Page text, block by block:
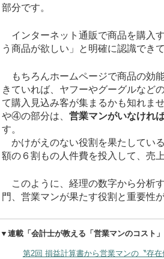
部分です。
インターネット通販で商品を購入
う商品が欲しい」と明確に認識でき
もちろんホームページで商品の効
きていれば、ヤフーやグーグルなど
て購入見込み客が集まるかも知れま
や④の部分は、 営業マンがいなけれ
す。
かけがえのない役割を果たしてい
額の６割もの人件費を投入して、売
このように、経理の数字から分析
門、営業マンが果たす役割と重要性
▼連載「会計士が教える「営業マンのコスト」
第2回 損益計算書から営業マンの〝存